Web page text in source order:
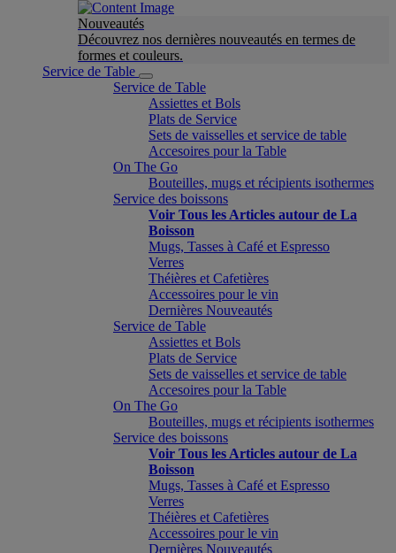
Nouveautés
Découvrez nos dernières nouveautés en termes de
formes et couleurs.
Service de Table
Service de Table
Assiettes et Bols
Plats de Service
Sets de vaisselles et service de table
Accesoires pour la Table
On The Go
Bouteilles, mugs et récipients isothermes
Service des boissons
Voir Tous les Articles autour de La
Boisson
Mugs, Tasses à Café et Espresso
Verres
Théières et Cafetières
Accessoires pour le vin
Dernières Nouveautés
Service de Table
Assiettes et Bols
Plats de Service
Sets de vaisselles et service de table
Accesoires pour la Table
On The Go
Bouteilles, mugs et récipients isothermes
Service des boissons
Voir Tous les Articles autour de La
Boisson
Mugs, Tasses à Café et Espresso
Verres
Théières et Cafetières
Accessoires pour le vin
Dernières Nouveautés